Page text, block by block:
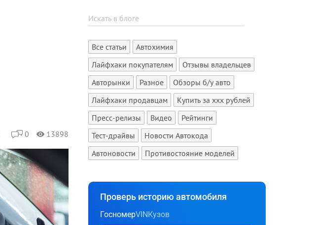
0 13898
Все статьи
Автохимия
Лайфхаки покупателям
Отзывы владельцев
Авторынки
Разное
Обзоры б/у авто
Лайфхаки продавцам
Купить за xxx рублей
Пресс-релизы
Видео
Рейтинги
Тест-драйвы
Новости Автокода
Автоновости
Противостояние моделей
Проверь историю автомобиля
ГосномерVINКузов